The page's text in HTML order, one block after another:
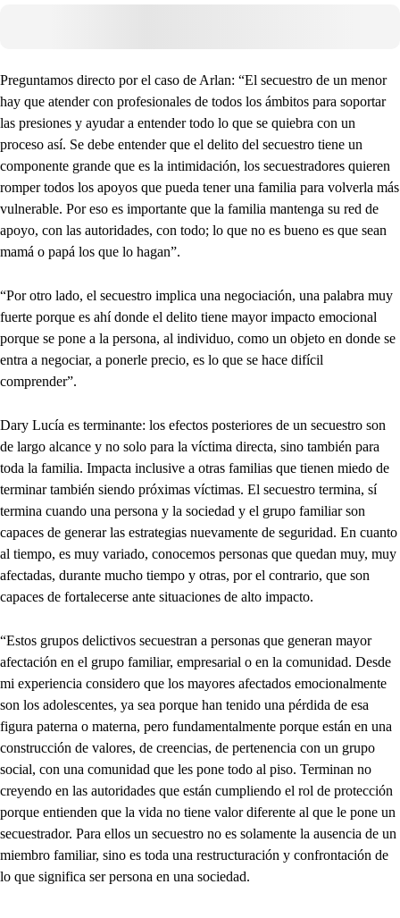
Preguntamos directo por el caso de Arlan: “El secuestro de un menor
hay que atender con profesionales de todos los ámbitos para soportar
las presiones y ayudar a entender todo lo que se quiebra con un
proceso así. Se debe entender que el delito del secuestro tiene un
componente grande que es la intimidación, los secuestradores quieren
romper todos los apoyos que pueda tener una familia para volverla más
vulnerable. Por eso es importante que la familia mantenga su red de
apoyo, con las autoridades, con todo; lo que no es bueno es que sean
mamá o papá los que lo hagan”.
“Por otro lado, el secuestro implica una negociación, una palabra muy
fuerte porque es ahí donde el delito tiene mayor impacto emocional
porque se pone a la persona, al individuo, como un objeto en donde se
entra a negociar, a ponerle precio, es lo que se hace difícil
comprender”.
Dary Lucía es terminante: los efectos posteriores de un secuestro son
de largo alcance y no solo para la víctima directa, sino también para
toda la familia. Impacta inclusive a otras familias que tienen miedo de
terminar también siendo próximas víctimas. El secuestro termina, sí
termina cuando una persona y la sociedad y el grupo familiar son
capaces de generar las estrategias nuevamente de seguridad. En cuanto
al tiempo, es muy variado, conocemos personas que quedan muy, muy
afectadas, durante mucho tiempo y otras, por el contrario, que son
capaces de fortalecerse ante situaciones de alto impacto.
“Estos grupos delictivos secuestran a personas que generan mayor
afectación en el grupo familiar, empresarial o en la comunidad. Desde
mi experiencia considero que los mayores afectados emocionalmente
son los adolescentes, ya sea porque han tenido una pérdida de esa
figura paterna o materna, pero fundamentalmente porque están en una
construcción de valores, de creencias, de pertenencia con un grupo
social, con una comunidad que les pone todo al piso. Terminan no
creyendo en las autoridades que están cumpliendo el rol de protección
porque entienden que la vida no tiene valor diferente al que le pone un
secuestrador. Para ellos un secuestro no es solamente la ausencia de un
miembro familiar, sino es toda una restructuración y confrontación de
lo que significa ser persona en una sociedad.